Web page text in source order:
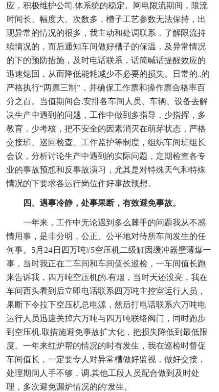
应，积极维护公司.体系统的稳定。网电限流期间，限流
时间长、幅度大、次数多，槽子工艺参数无法保持，出
现异常的情况的很多，我主动和处调联系，了解限流持
续情况的，而后通知车间做好槽子的保温，及异常情况
的下的预防措施，及时电话联系，话筒喊话提醒效应的
迅速熄回，从而降低能耗减少不必要的损失。日常的..的
严格执行“两票三制”，并确保工作票和操作票合格率百
分之百。当值期间合.安排各车间人员、车辆、设备去解
决生产中遇到的问题，工作中做到多指导，少指挥，多
教育，少考核，把不安全的因素消灭在萌芽状态，严格
交接班、巡回检查、工作监护等制度，组织车间班组长
会议，分析讨论生产中遇到的实际问题，定期检查各专
业的事故预想和反事故演习，尤其是对特殊天气和特殊
情况的下要求各运行岗位作好事故预想。
四、遇事冷静，处事果断，有效避免事故。
一年来，工作中无论遇到多么棘手的问题我从不感
情用事，是非分明，公正、公平地对待所车间发生的任
何事。5月24日四万吨#5空压机二级缸因缓冲器壁薄爆一
事，当时我正在二车间和车间值长巡检，一车间值长跑
来告诉我，四万吨空压机的.有烟，当时天还没亮，我在
车间西头看到后立即电话联系四万吨主控室运行人员，
果断下令拉下空压机总电源，然后打电话联系六万吨电
运行人员迅速关掉六万吨与四万吨联络阀门，同时跑步
到空压机.取措施避免事故扩大化，把损失降低到最低限
度。一年来红炉帮的情况的时有发生，我在巡检时督促
车间值长，一定要专人对异常槽做好监视，做好交接，
处理期间人手不够，调.其他工段人员配合做到及时处
理，多次避免漏炉情况的的'发生。